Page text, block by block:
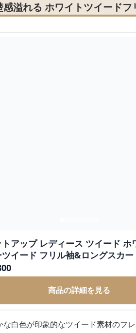
感溢れる ホワイトツイード
トアップ レディース ツイード ホ
ツイード フリル袖&ロングスカー
商品の詳細を見る
な白色が印象的なツイード素材のフ